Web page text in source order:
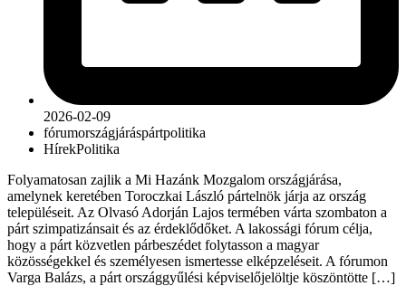
2026-02-09
fórumországjáráspártpolitika
HírekPolitika
Folyamatosan zajlik a Mi Hazánk Mozgalom országjárása,
amelynek keretében Toroczkai László pártelnök járja az ország
településeit. Az Olvasó Adorján Lajos termében várta szombaton a
párt szimpatizánsait és az érdeklődőket. A lakossági fórum célja,
hogy a párt közvetlen párbeszédet folytasson a magyar
közösségekkel és személyesen ismertesse elképzeléseit. A fórumon
Varga Balázs, a párt országgyűlési képviselőjelöltje köszöntötte […]